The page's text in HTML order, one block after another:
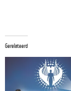
Gerelateerd